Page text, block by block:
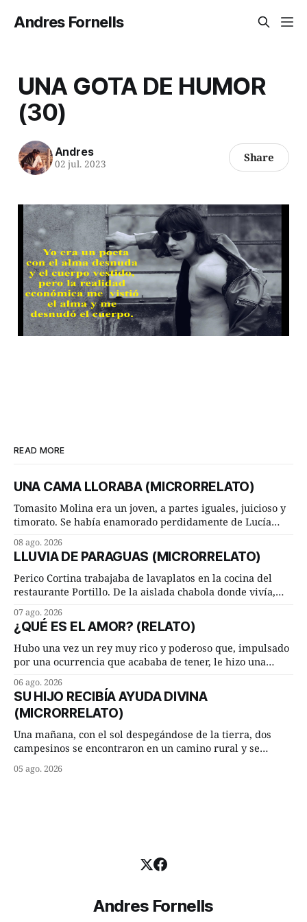
Andres Fornells
UNA GOTA DE HUMOR
(30)
Andres
02 jul. 2023 Share
READ MORE
UNA CAMA LLORABA (MICRORRELATO)
Tomasito Molina era un joven, a partes iguales, juicioso y
timorato. Se había enamorado perdidamente de Lucía
ambos les iba de maravilla. Pero mantenían absoluta
discrepancia en un deseo ineluctable por parte de ella.
Lucía Arriate quería que ellos
08 ago. 2026
LLUVIA DE PARAGUAS (MICRORRELATO)
Perico Cortina trabajaba de lavaplatos en la cocina del
restaurante Portillo. De la aislada chabola donde vivía,
cuarto de hora andando a buen paso. Cierta noche,
terminada su jornada laboral caminaba él hacía su mísera
morada cundo comenzó a llover
07 ago. 2026
¿QUÉ ES EL AMOR? (RELATO)
Hubo una vez un rey muy rico y poderoso que, impulsado
por una ocurrencia que acababa de tener, le hizo una
Dime, hombre sabio, ¿qué es el amor según tú? Su
consejero, que era muy prudente y astuto le respondió de
inmediato:
06 ago. 2026
SU HIJO RECIBÍA AYUDA DIVINA
(MICRORRELATO)
Una mañana, con el sol despegándose de la tierra, dos
campesinos se encontraron en un camino rural y se
remolachas, Manuel? —quiso saber uno. —Eso acabo de
05 ago. 2026
Andres Fornells